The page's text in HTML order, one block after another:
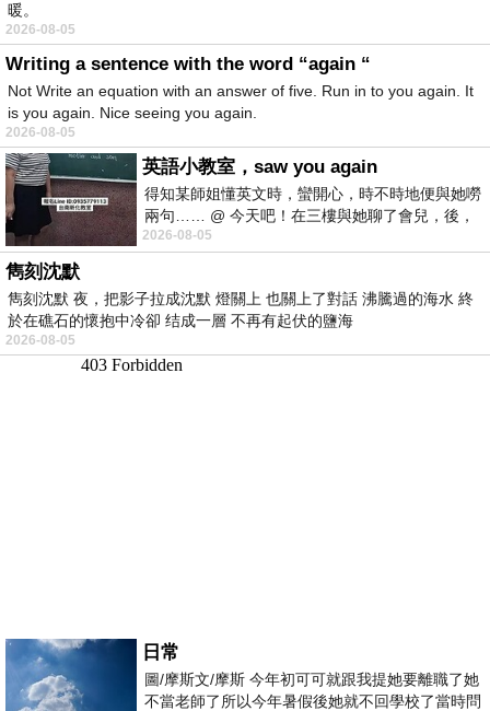
暖。
2026-08-05
Writing a sentence with the word “again “
Not Write an equation with an answer of five. Run in to you again. It
is you again. Nice seeing you again.
2026-08-05
英語小教室，saw you again
得知某師姐懂英文時，蠻開心，時不時地便與她嘮
兩句…… @ 今天吧！在三樓與她聊了會兒，後，
下二樓居然又撞到她，於是
2026-08-05
雋刻沈默
雋刻沈默 夜，把影子拉成沈默 燈關上 也關上了對話 沸騰過的海水 終
於在礁石的懷抱中冷卻 结成一層 不再有起伏的鹽海
2026-08-05
日常
圖/摩斯文/摩斯 今年初可可就跟我提她要離職了她
不當老師了所以今年暑假後她就不回學校了當時問